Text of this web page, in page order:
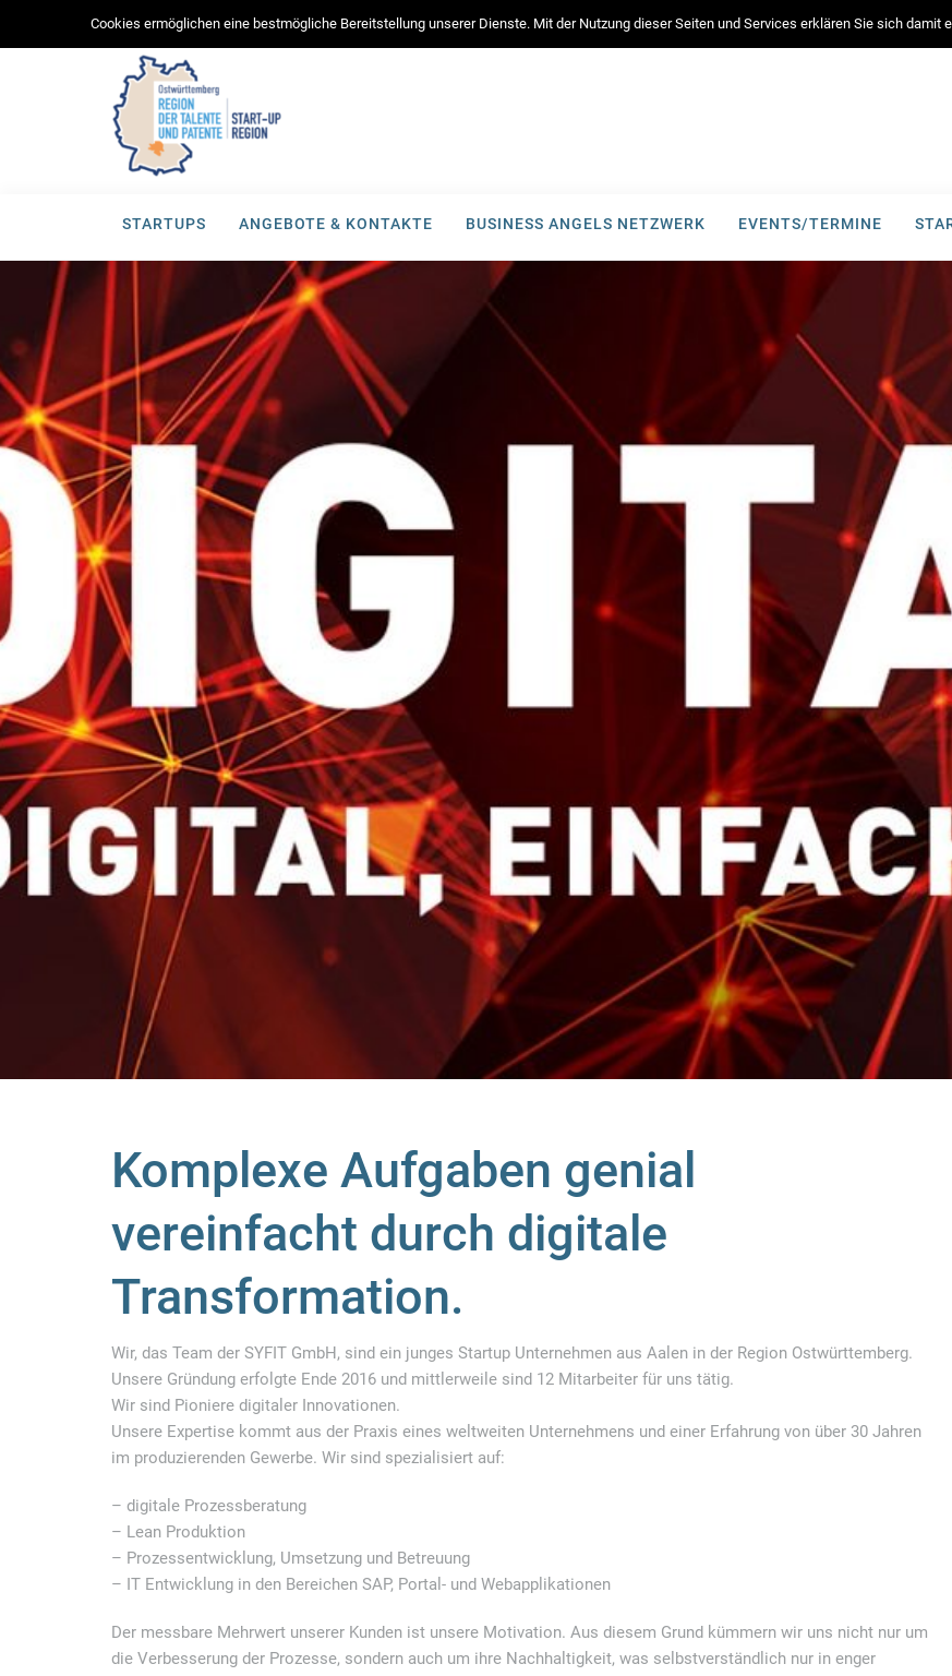
STARTUPS ANGEBOTE & KONTAKTE BUSINESS ANGELS NETZWERK EVENTS/TERMINE
Komplexe Aufgaben genial
vereinfacht durch digitale
Transformation.
Wir, das Team der SYFIT GmbH, sind ein junges Startup Unternehmen aus Aalen in der Region Ostwürttemberg.
Unsere Gründung erfolgte Ende 2016 und mittlerweile sind 12 Mitarbeiter für uns tätig.
Wir sind Pioniere digitaler Innovationen.
Unsere Expertise kommt aus der Praxis eines weltweiten Unternehmens und einer Erfahrung von über 30 Jahren
im produzierenden Gewerbe. Wir sind spezialisiert auf:
– digitale Prozessberatung
– Lean Produktion
– Prozessentwicklung, Umsetzung und Betreuung
– IT Entwicklung in den Bereichen SAP, Portal- und Webapplikationen
Der messbare Mehrwert unserer Kunden ist unsere Motivation. Aus diesem Grund kümmern wir uns nicht nur um
die Verbesserung der Prozesse, sondern auch um ihre Nachhaltigkeit, was selbstverständlich nur in enger
Cookies ermöglichen eine bestmögliche Bereitstellung unserer Dienste. Mit der Nutzung dieser Seiten und Services erklären Sie sich damit